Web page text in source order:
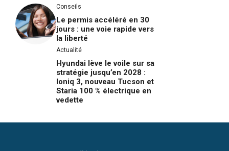
Conseils
Le permis accéléré en 30
jours : une voie rapide vers
la liberté
Actualité
Hyundai lève le voile sur sa
stratégie jusqu’en 2028 :
Ioniq 3, nouveau Tucson et
Staria 100 % électrique en
vedette